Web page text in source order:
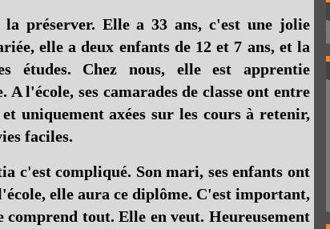
préserver. Elle a 33 ans, c'est une jolie
elle a deux enfants de 12 et 7 ans, et la
études. Chez nous, elle est apprentie
l'école, ses camarades de classe ont entre
uniquement axées sur les cours à retenir,
faciles.
c'est compliqué. Son mari, ses enfants ont
elle aura ce diplôme. C'est important,
comprend tout. Elle en veut. Heureusement